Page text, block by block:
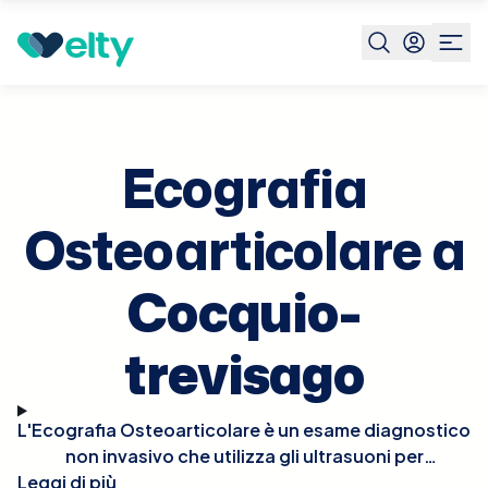
Prenota visita
Cocquio-
Ecografia
Osteoarticolare a
Cocquio-
trevisago
L'Ecografia Osteoarticolare è un esame diagnostico
non invasivo che utilizza gli ultrasuoni per
visualizzare le articolazioni, i legamenti, i tendini e i
Leggi di più